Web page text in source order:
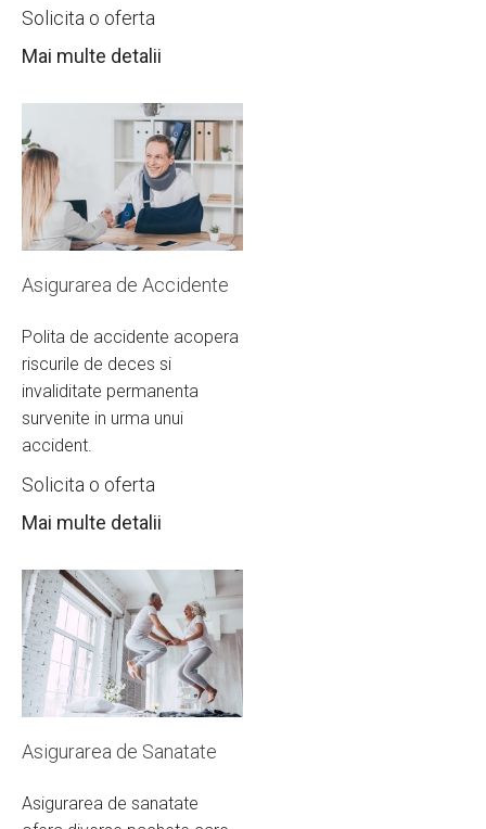
Solicita o oferta
Mai multe detalii
Asigurarea de Accidente
Polita de accidente acopera
riscurile de deces si
invaliditate permanenta
survenite in urma unui
accident.
Solicita o oferta
Mai multe detalii
Asigurarea de Sanatate
Asigurarea de sanatate